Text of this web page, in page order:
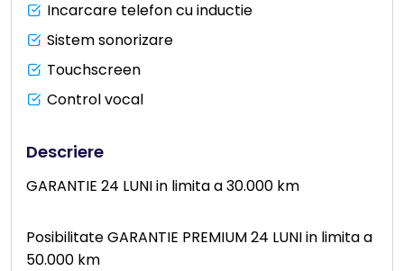
Incarcare telefon cu inductie
Sistem sonorizare
Touchscreen
Control vocal
Descriere
GARANTIE 24 LUNI in limita a 30.000 km
Posibilitate GARANTIE PREMIUM 24 LUNI in limita a
50.000 km